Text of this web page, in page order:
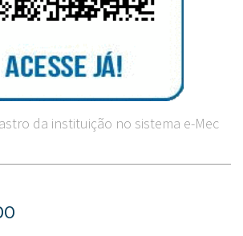
da instituição no sistema e-Mec